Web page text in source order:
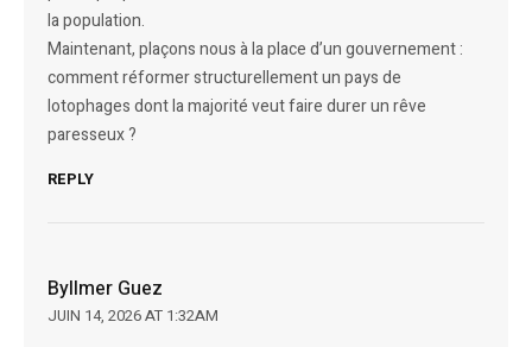
la population.
Maintenant, plaçons nous à la place d’un gouvernement :
comment réformer structurellement un pays de
lotophages dont la majorité veut faire durer un rêve
paresseux ?
REPLY
Byllmer Guez
JUIN 14, 2026 AT 1:32AM